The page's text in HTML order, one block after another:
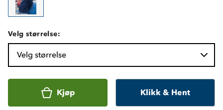
Velg størrelse:
Velg størrelse
Kjøp Klikk & Hent